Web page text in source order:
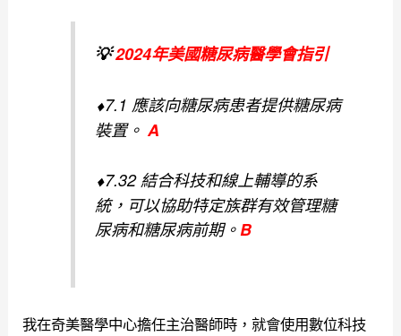
💡2024年美國糖尿病醫學會指引
⬧7.1 應該向糖尿病患者提供糖尿病
裝置。A
⬧7.32 結合科技和線上輔導的系
統，可以協助特定族群有效管理糖
尿病和糖尿病前期。B
我在奇美醫學中心擔任主治醫師時，就會使用數位科技